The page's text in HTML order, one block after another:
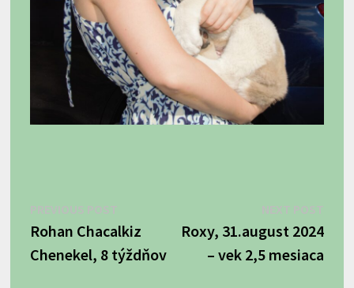
v
článku
post:
Rohan Chacalkiz
Chenekel, 8 týždňov
post:
Roxy, 31.august 2024
– vek 2,5 mesiaca